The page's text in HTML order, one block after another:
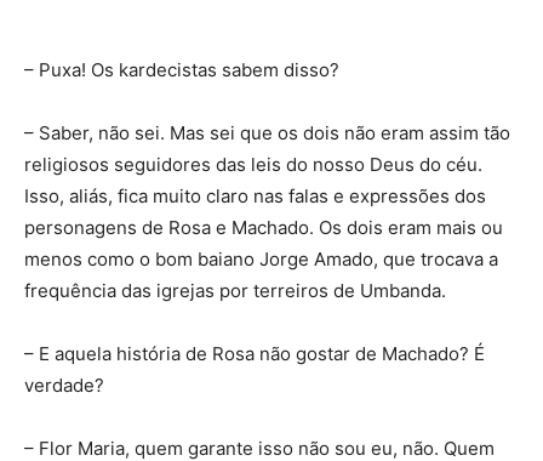
– Puxa! Os kardecistas sabem disso?
– Saber, não sei. Mas sei que os dois não eram assim tão
religiosos seguidores das leis do nosso Deus do céu.
Isso, aliás, fica muito claro nas falas e expressões dos
personagens de Rosa e Machado. Os dois eram mais ou
menos como o bom baiano Jorge Amado, que trocava a
frequência das igrejas por terreiros de Umbanda.
– E aquela história de Rosa não gostar de Machado? É
verdade?
– Flor Maria, quem garante isso não sou eu, não. Quem